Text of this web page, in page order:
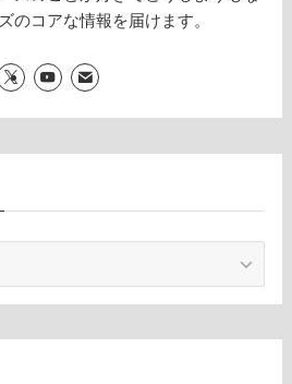
のコアな情報を届けます。